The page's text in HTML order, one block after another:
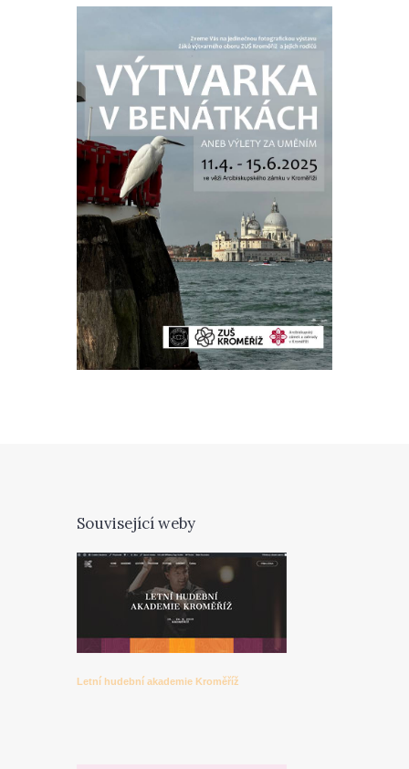
Související weby
Letní hudební akademie Kroměříž